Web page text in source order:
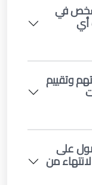
من شخص في
أي
وتقييم
على
من